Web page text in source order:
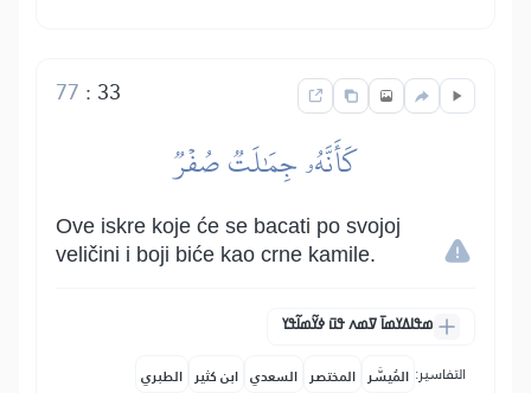
33
:
77
كَأَنَّهُۥ جِمَٰلَتٞ صُفۡرٞ
Ove iskre koje će se bacati po svojoj
veličini i boji biće kao crne kamile.
ߘߟߊߡߌߘߊ߫ ߜߘߍ ߟߎ߫ ߦߌ߬ߘߊ߬ߟߌ
التفاسير: المُيسَّر المختصر السعدي ابن كثير الطبري